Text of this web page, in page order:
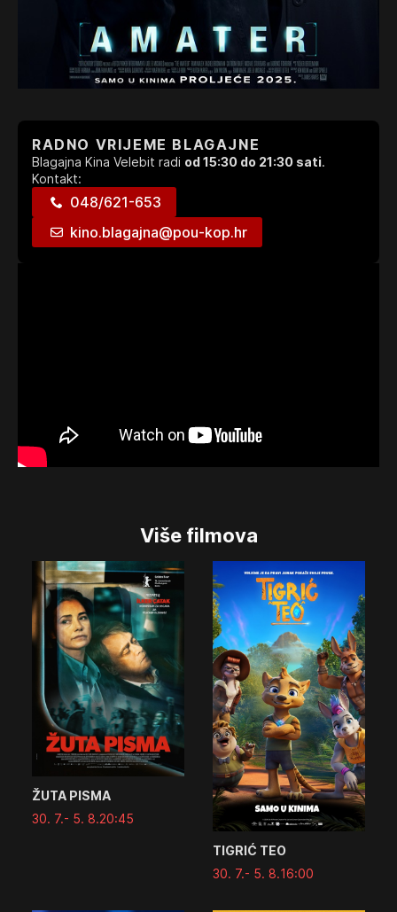
RADNO VRIJEME BLAGAJNE
Blagajna Kina Velebit radi od 15:30 do 21:30 sati.
Kontakt:
048/621-653
kino.blagajna@pou-kop.hr
Više filmova
ŽUTA PISMA
30. 7.- 5. 8.20:45
TIGRIĆ TEO
30. 7.- 5. 8.16:00